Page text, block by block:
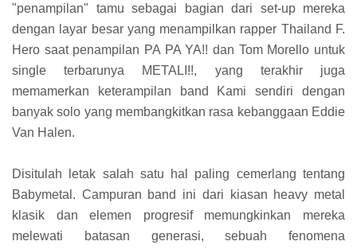
"penampilan" tamu sebagai bagian dari set-up mereka
dengan layar besar yang menampilkan rapper Thailand F.
Hero saat penampilan PA PA YA!! dan Tom Morello untuk
single terbarunya METALI!!, yang terakhir juga
memamerkan keterampilan band Kami sendiri dengan
banyak solo yang membangkitkan rasa kebanggaan Eddie
Van Halen.
Disitulah letak salah satu hal paling cemerlang tentang
Babymetal. Campuran band ini dari kiasan heavy metal
klasik dan elemen progresif memungkinkan mereka
melewati batasan generasi, sebuah fenomena